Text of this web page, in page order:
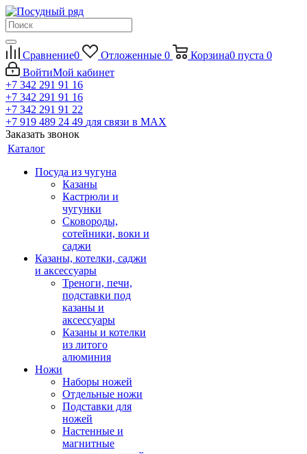
Сравнение0 Отложенные 0 Корзина0 пуста 0
ВойтиМой кабинет
+7 342 291 91 16
+7 342 291 91 16
+7 342 291 91 22
+7 919 489 24 49 для связи в МАХ
Заказать звонок
Каталог
Посуда из чугуна
Казаны
Кастрюли и
чугунки
Сковороды,
сотейники, воки и
саджи
Казаны, котелки, саджи
и аксессуары
Треноги, печи,
подставки под
казаны и
аксессуары
Казаны и котелки
из литого
алюминия
Ножи
Наборы ножей
Отдельные ножи
Подставки для
ножей
Настенные и
магнитные